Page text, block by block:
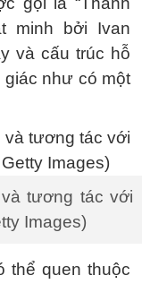
minh bởi Ivan
và cấu trúc hỗ
như có một
tương tác với
Images)
thể quen thuộc